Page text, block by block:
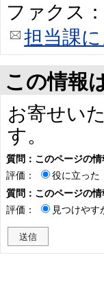
ファクス
担当課
この情報
お寄せい
す。
質問：このページの
評価：
役に立った
質問：このページの
評価：
見つけやす